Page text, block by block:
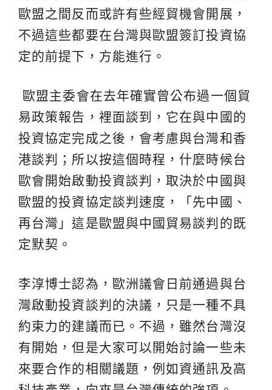
歐盟之間反而或許有些經貿機會開展，
不過這些都要在台灣與歐盟簽訂投資協
定的前提下，方能進行。
歐盟主委會在去年確實曾公布過一個貿
易政策報告，裡面談到，它在與中國的
投資協定完成之後，會考慮與台灣和香
港談判；所以按這個時程，什麼時候台
歐會開始啟動投資談判，取決於中國與
歐盟的投資協定談判速度，「先中國、
再台灣」這是歐盟與中國貿易談判的既
定默契。
李淳博士認為，歐洲議會日前通過與台
灣啟動投資談判的決議，只是一種不具
約束力的建議而已。不過，雖然台灣沒
有開始，但是大家可以開始討論一些未
來要合作的相關議題，例如資通訊及高